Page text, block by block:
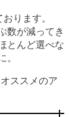
ります。
数が減ってき
とんど選べな
ススメのア